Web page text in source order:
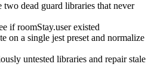
two dead guard libraries that never
if roomStay.user existed
on a single jest preset and normalize
untested libraries and repair stale